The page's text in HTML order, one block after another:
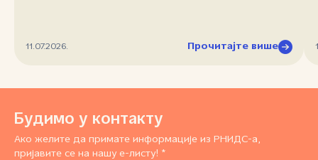
11.07.2026. Прочитајте више
Будимо у контакту
Ако желите да примате информације из РНИДС-а,
пријавите се на нашу е-листу! *